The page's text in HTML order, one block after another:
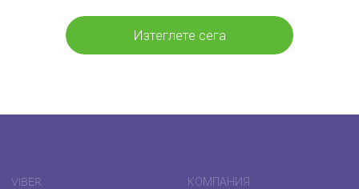
Изтеглете сега
VIBER КОМПАНИЯ